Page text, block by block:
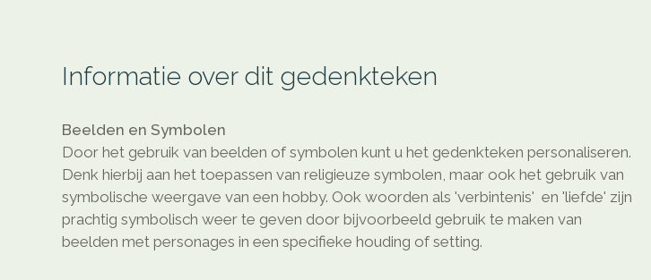
Informatie over dit gedenkteken
Beelden en Symbolen
Door het gebruik van beelden of symbolen kunt u het gedenkteken personaliseren.
Denk hierbij aan het toepassen van religieuze symbolen, maar ook het gebruik van
symbolische weergave van een hobby. Ook woorden als 'verbintenis' en 'liefde' zijn
prachtig symbolisch weer te geven door bijvoorbeeld gebruik te maken van
beelden met personages in een specifieke houding of setting.